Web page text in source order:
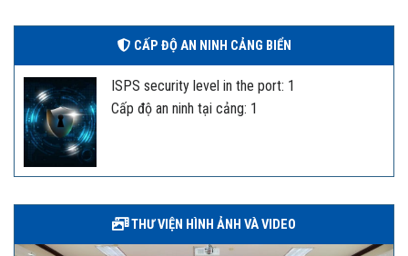
CẤP ĐỘ AN NINH CẢNG BIỂN
ISPS security level in the port: 1
Cấp độ an ninh tại cảng: 1
THƯ VIỆN HÌNH ẢNH VÀ VIDEO